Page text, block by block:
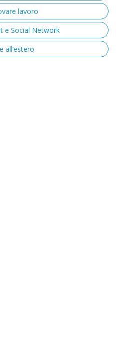
lavoro
e Social Network
all’estero